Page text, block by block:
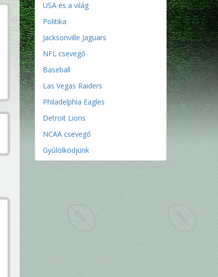
USA és a világ
Politika
Jacksonville Jaguars
NFL csevegő
Baseball
Las Vegas Raiders
Philadelphia Eagles
Detroit Lions
NCAA csevegő
Gyűlölködjünk